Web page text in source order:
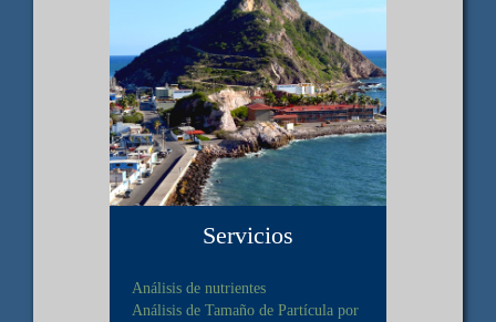
Servicios
Análisis de nutrientes
Análisis de Tamaño de Partícula por